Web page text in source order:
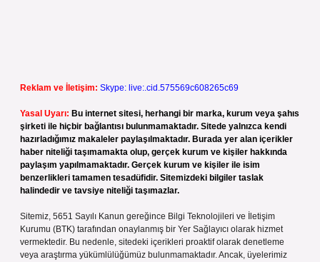
Reklam ve İletişim: Skype: live:.cid.575569c608265c69
Yasal Uyarı: Bu internet sitesi, herhangi bir marka, kurum veya şahıs
şirketi ile hiçbir bağlantısı bulunmamaktadır. Sitede yalnızca kendi
hazırladığımız makaleler paylaşılmaktadır. Burada yer alan içerikler
haber niteliği taşımamakta olup, gerçek kurum ve kişiler hakkında
paylaşım yapılmamaktadır. Gerçek kurum ve kişiler ile isim
benzerlikleri tamamen tesadüfidir. Sitemizdeki bilgiler taslak
halindedir ve tavsiye niteliği taşımazlar.
Sitemiz, 5651 Sayılı Kanun gereğince Bilgi Teknolojileri ve İletişim
Kurumu (BTK) tarafından onaylanmış bir Yer Sağlayıcı olarak hizmet
vermektedir. Bu nedenle, sitedeki içerikleri proaktif olarak denetleme
veya araştırma yükümlülüğümüz bulunmamaktadır. Ancak, üyelerimiz